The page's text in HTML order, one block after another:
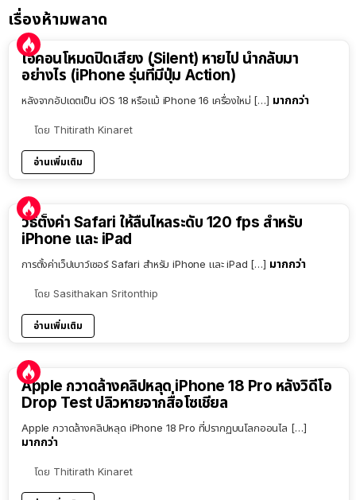
เรื่องห้ามพลาด
ไอคอนโหมดปิดเสียง (Silent) หายไป นำกลับมา
อย่างไร (iPhone รุ่นที่มีปุ่ม Action)
หลังจากอัปเดตเป็น iOS 18 หรือแม้ iPhone 16 เครื่องใหม่ […] มากกว่า
โดย Thitirath Kinaret
อ่านเพิ่มเติม
วิธีตั้งค่า Safari ให้ลื่นไหลระดับ 120 fps สำหรับ
iPhone และ iPad
การตั้งค่าเว็ปเบาว์เซอร์ Safari สำหรับ iPhone และ iPad […] มากกว่า
โดย Sasithakan Sritonthip
อ่านเพิ่มเติม
Apple กวาดล้างคลิปหลุด iPhone 18 Pro หลังวิดีโอ
Drop Test ปลิวหายจากสื่อโซเชียล
Apple กวาดล้างคลิปหลุด iPhone 18 Pro ที่ปรากฏบนโลกออนไล […]
มากกว่า
โดย Thitirath Kinaret